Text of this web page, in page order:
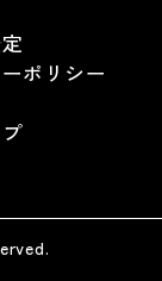
ポリシー